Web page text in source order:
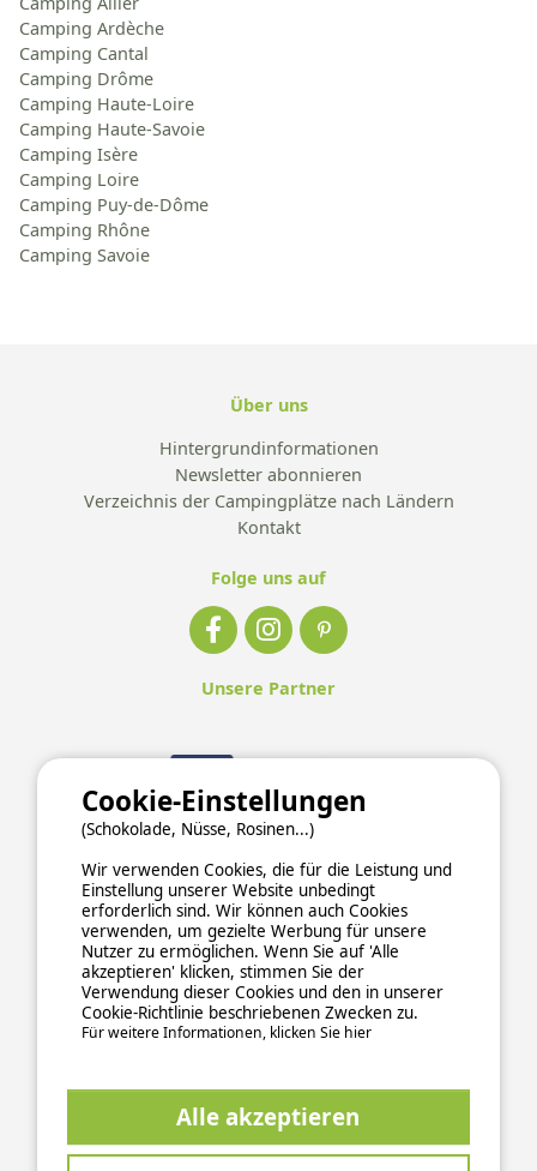
Camping Ardèche
Camping Cantal
Camping Drôme
Camping Haute-Loire
Camping Haute-Savoie
Camping Isère
Camping Loire
Camping Puy-de-Dôme
Camping Rhône
Camping Savoie
Über uns
Hintergrundinformationen
Newsletter abonnieren
Verzeichnis der Campingplätze nach Ländern
Kontakt
Folge uns auf
Unsere Partner
DATENSCHUTZERKLÄRUNGCOOKIESIMPRESSUM
Sichere und zuverlässige Zahlungsabwicklung
Cookie-Einstellungen
(Schokolade, Nüsse, Rosinen...)
Wir verwenden Cookies, die für die Leistung und
Einstellung unserer Website unbedingt
erforderlich sind. Wir können auch Cookies
verwenden, um gezielte Werbung für unsere
Nutzer zu ermöglichen. Wenn Sie auf 'Alle
akzeptieren' klicken, stimmen Sie der
Verwendung dieser Cookies und den in unserer
Cookie-Richtlinie beschriebenen Zwecken zu.
Für weitere Informationen, klicken Sie hier
Alle akzeptieren